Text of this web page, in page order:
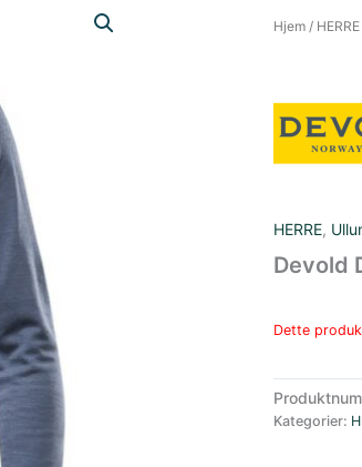
Hjem/ HERRE
HERRE,
Devold
Dette
Kategorier: